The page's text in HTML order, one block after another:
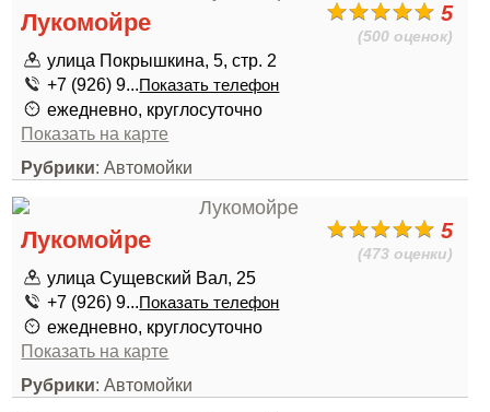
5
(500 оценок)
Лукомойре
улица Покрышкина, 5, стр. 2
+7 (926) 9...Показать телефон
ежедневно, круглосуточно
Показать на карте
Рубрики: Автомойки
5
(473 оценки)
Лукомойре
улица Сущевский Вал, 25
+7 (926) 9...Показать телефон
ежедневно, круглосуточно
Показать на карте
Рубрики: Автомойки